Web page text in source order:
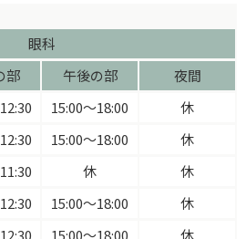
眼科
部 午後の部
夜間
15:00〜18:00
休
15:00〜18:00
休
休
休
15:00〜18:00
休
15:00〜18:00
休